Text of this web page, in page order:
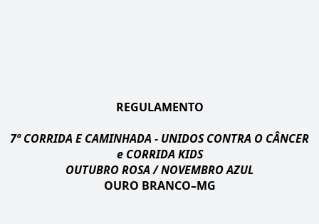
REGULAMENTO
7ª CORRIDA E CAMINHADA - UNIDOS CONTRA O CÂNCER
e CORRIDA KIDS
OUTUBRO ROSA / NOVEMBRO AZUL
OURO BRANCO–MG